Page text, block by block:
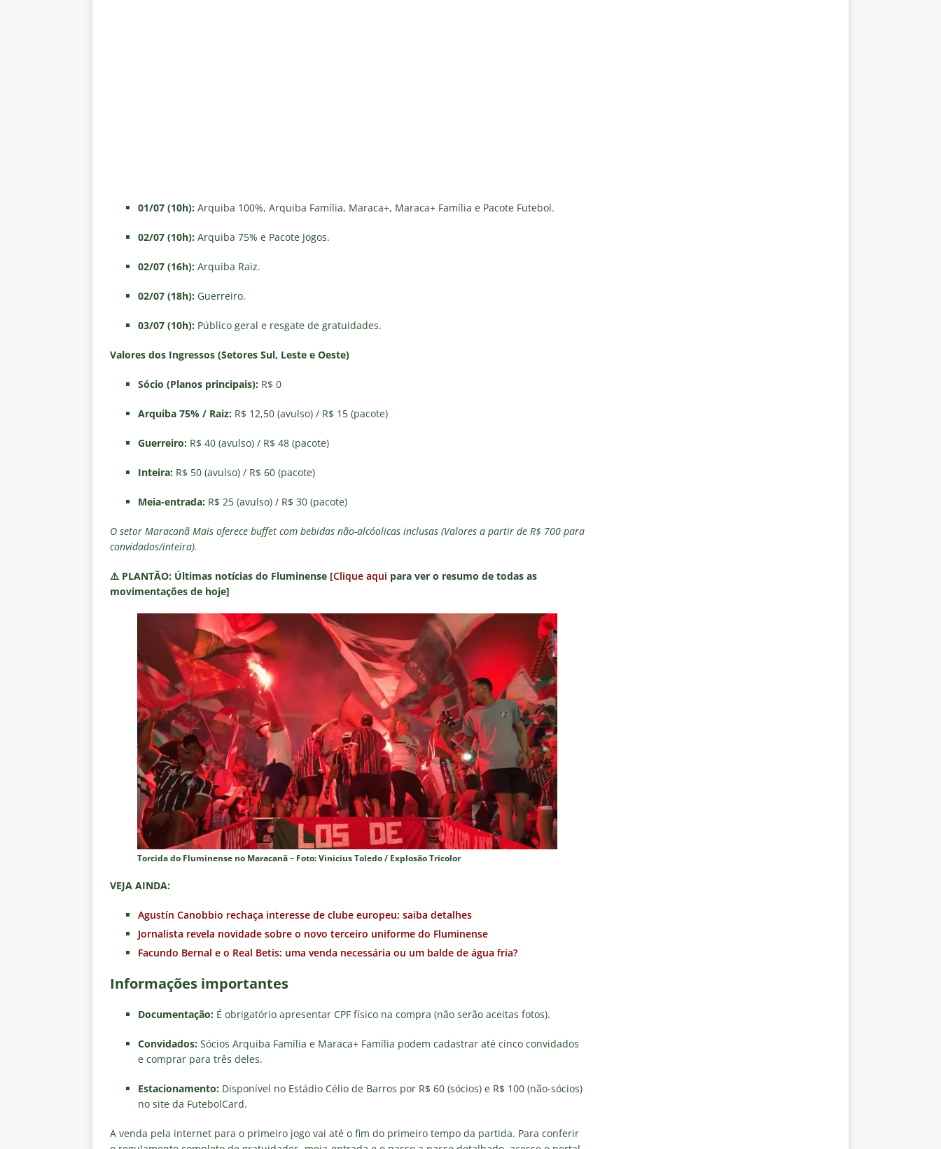
01/07 (10h): Arquiba 100%, Arquiba Família, Maraca+, Maraca+ Família e Pacote Futebol.
02/07 (10h): Arquiba 75% e Pacote Jogos.
02/07 (16h): Arquiba Raiz.
02/07 (18h): Guerreiro.
03/07 (10h): Público geral e resgate de gratuidades.
Valores dos Ingressos (Setores Sul, Leste e Oeste)
Sócio (Planos principais): R$ 0
Arquiba 75% / Raiz: R$ 12,50 (avulso) / R$ 15 (pacote)
Guerreiro: R$ 40 (avulso) / R$ 48 (pacote)
Inteira: R$ 50 (avulso) / R$ 60 (pacote)
Meia-entrada: R$ 25 (avulso) / R$ 30 (pacote)
O setor Maracanã Mais oferece buffet com bebidas não-alcóolicas inclusas (Valores a partir de R$ 700 para
convidados/inteira).
⚠️ PLANTÃO: Últimas notícias do Fluminense [Clique aqui para ver o resumo de todas as
movimentações de hoje]
Torcida do Fluminense no Maracanã – Foto: Vinicius Toledo / Explosão Tricolor
VEJA AINDA:
Agustín Canobbio rechaça interesse de clube europeu; saiba detalhes
Jornalista revela novidade sobre o novo terceiro uniforme do Fluminense
Facundo Bernal e o Real Betis: uma venda necessária ou um balde de água fria?
Informações importantes
Documentação: É obrigatório apresentar CPF físico na compra (não serão aceitas fotos).
Convidados: Sócios Arquiba Família e Maraca+ Família podem cadastrar até cinco convidados
e comprar para três deles.
Estacionamento: Disponível no Estádio Célio de Barros por R$ 60 (sócios) e R$ 100 (não-sócios)
no site da FutebolCard.
A venda pela internet para o primeiro jogo vai até o fim do primeiro tempo da partida. Para conferir